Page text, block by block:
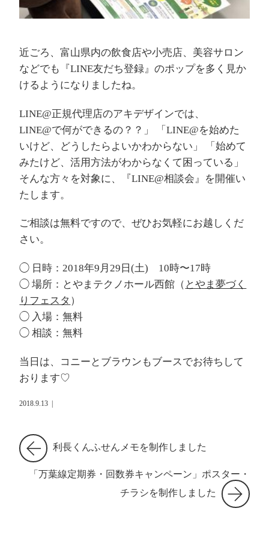
近ごろ、富山県内の飲食店や小売店、美容サロン
などでも『LINE友だち登録』のポップを多く見か
けるようになりましたね。
LINE@正規代理店のアキデザインでは、
LINE@で何ができるの？？」 「LINE@を始めた
いけど、どうしたらよいかわからない」 「始めて
みたけど、活用方法がわからなくて困っている」
そんな方々を対象に、『LINE@相談会』を開催い
たします。
ご相談は無料ですので、ぜひお気軽にお越しくだ
さい。
◯ 日時：2018年9月29日(土) 10時〜17時
◯ 場所：とやまテクノホール西館（ とやま夢づく
りフェスタ ）
◯ 入場：無料
◯ 相談：無料
当日は、コニーとブラウンもブースでお待ちして
おります♡
2018.9.13
利長くんふせんメモを制作しました
「万葉線定期券・回数券キャンペーン」ポスター・
チラシを制作しました